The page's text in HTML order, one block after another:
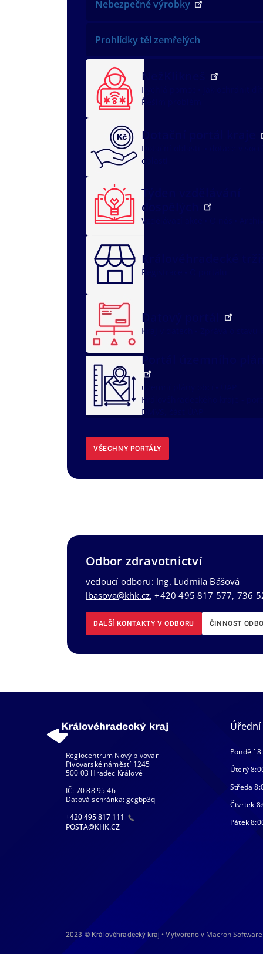
Nebezpečné výrobky
Prohlídky těl zemřelých
NežKlikneš
Rychlá pomoc
Řeším problém
Dotační portál kraje
Dotační oblasti
oblasti
Týden vzdělávání
dospělých
Vzdělávací akce
Královéhradecké
Registrace
Datový portál
Kraj v datech
Portál územního
územní plány obcí
Královéhradeckého kraje -
DMVS, část ÚAP
VŠECHNY PORTÁLY
Odbor zdravotnictví
vedoucí odboru: Ing. Ludmila Bášová
lbasova@khk.cz, +420 495 817 577, 736
DALŠÍ KONTAKTY V ODBORU ČINNOST
Regiocentrum Nový pivovar
Pivovarské náměstí 1245
500 03 Hradec Králové
IČ: 70 88 95 46
Datová schránka: gcgbp3q
+420 495 817 111
POSTA@KHK.CZ
Pondělí
Úterý
Středa
Čtvrtek
Pátek
2023 © Královéhradecký kraj • Vytvořeno v Macron Software